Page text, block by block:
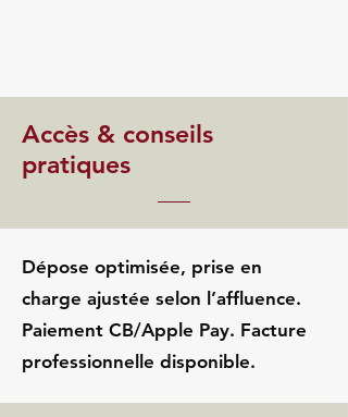
Accès & conseils
pratiques
Dépose optimisée, prise en
charge ajustée selon l’affluence.
Paiement CB/Apple Pay. Facture
professionnelle disponible.